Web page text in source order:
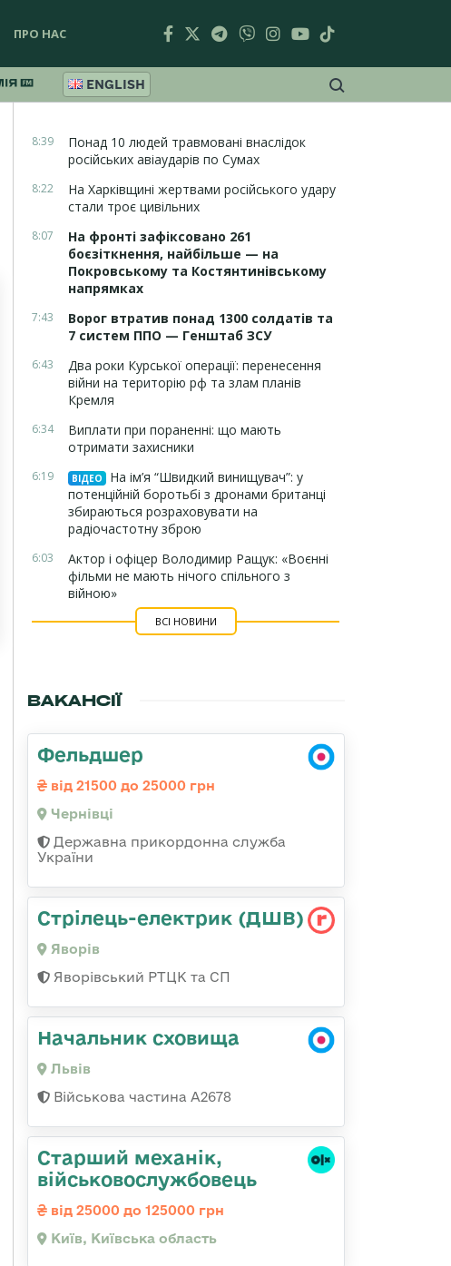
ПРО НАС
ENGLISH
8:39
Понад 10 людей травмовані внаслідок
російських авіаударів по Сумах
8:22
На Харківщині жертвами російського удару
стали троє цивільних
8:07
На фронті зафіксовано 261
боєзіткнення, найбільше — на
Покровському та Костянтинівському
напрямках
7:43
Ворог втратив понад 1300 солдатів та
7 систем ППО — Генштаб ЗСУ
6:43
Два роки Курської операції: перенесення
війни на територію рф та злам планів
Кремля
6:34
Виплати при пораненні: що мають
отримати захисники
6:19 ВІДЕО
На ім’я “Швидкий винищувач”: у
потенційній боротьбі з дронами британці
збираються розраховувати на
радіочастотну зброю
6:03
Актор і офіцер Володимир Ращук: «Воєнні
фільми не мають нічого спільного з
війною»
ВСІ НОВИНИ
ВАКАНСІЇ
Фельдшер
від 21500 до 25000 грн
Чернівці
Державна прикордонна служба
України
Стрілець-електрик (ДШВ)
Яворів
Яворівський РТЦК та СП
Начальник сховища
Львів
Військова частина А2678
Стаpший механік,
військовослужбовець
від 25000 до 125000 грн
Київ, Київська область